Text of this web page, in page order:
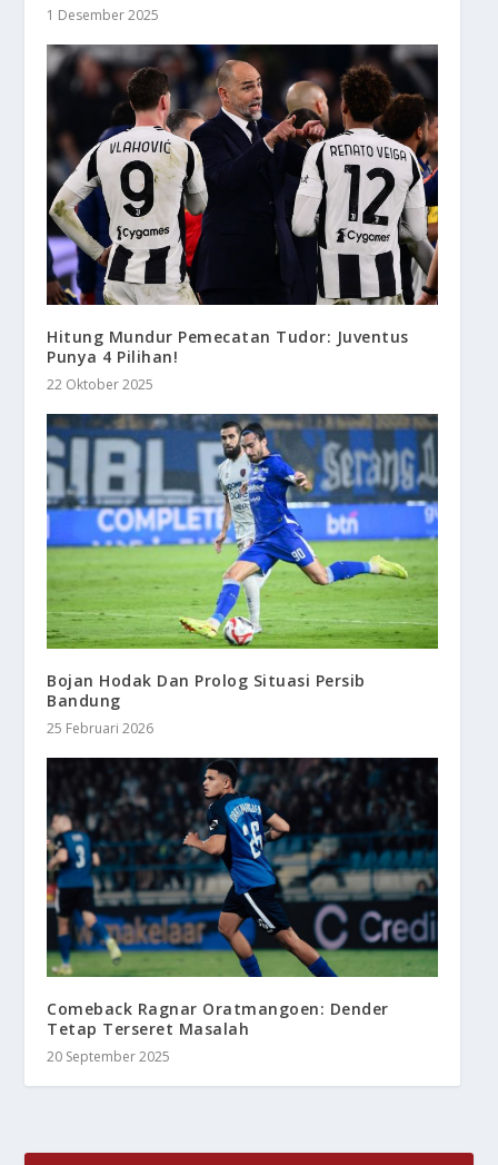
1 Desember 2025
Hitung Mundur Pemecatan Tudor: Juventus
Punya 4 Pilihan!
22 Oktober 2025
Bojan Hodak Dan Prolog Situasi Persib
Bandung
25 Februari 2026
Comeback Ragnar Oratmangoen: Dender
Tetap Terseret Masalah
20 September 2025